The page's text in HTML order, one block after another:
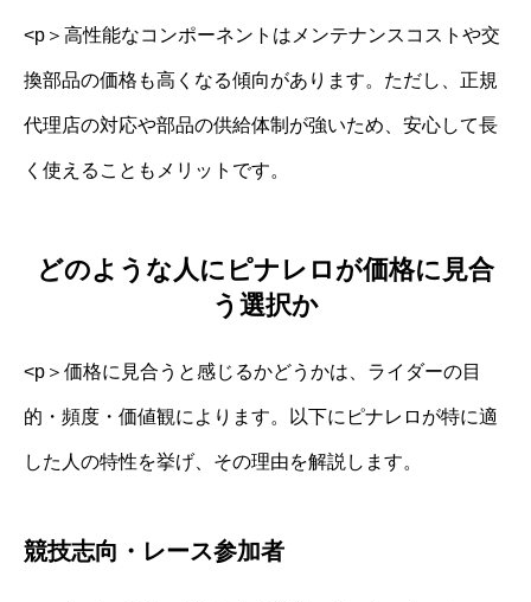
<p＞高性能なコンポーネントはメンテナンスコストや交
換部品の価格も高くなる傾向があります。ただし、正規
代理店の対応や部品の供給体制が強いため、安心して長
く使えることもメリットです。
どのような人にピナレロが価格に見合
う選択か
<p＞価格に見合うと感じるかどうかは、ライダーの目
的・頻度・価値観によります。以下にピナレロが特に適
した人の特性を挙げ、その理由を解説します。
競技志向・レース参加者